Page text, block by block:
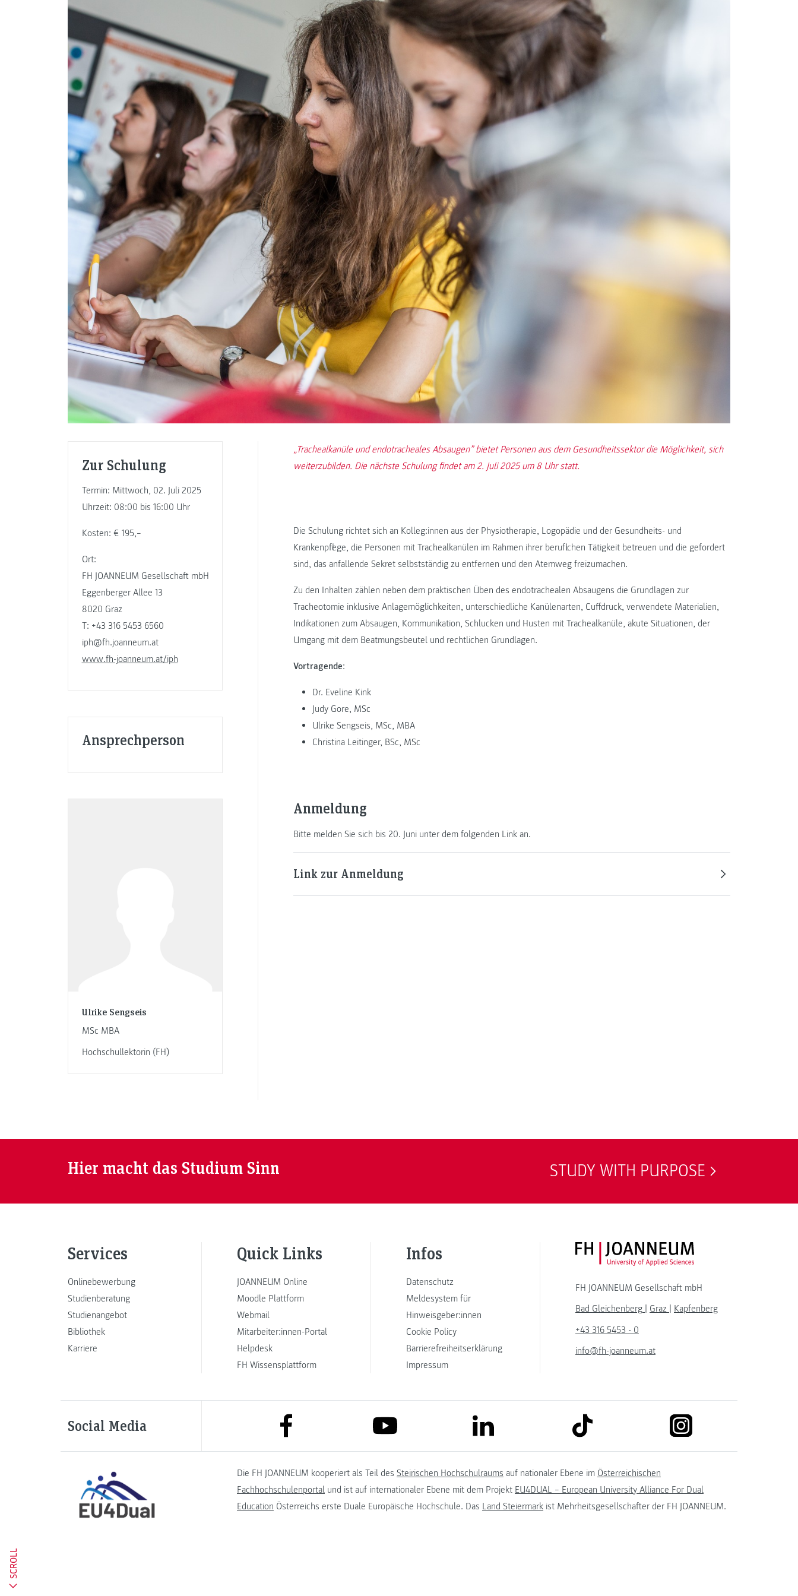
Zur Schulung
Termin: Mittwoch, 02. Juli 2025
Uhrzeit: 08:00 bis 16:00 Uhr
Kosten: € 195,–
Ort:
FH JOANNEUM Gesellschaft mbH
Eggenberger Allee 13
8020 Graz
T: +43 316 5453 6560
iph@fh.joanneum.at
www.fh-joanneum.at/iph
Ansprechperson
Ulrike Sengseis
MSc MBA
Hochschullektorin (FH)
„Trachealkanüle und endotracheales Absaugen” bietet Personen aus dem Gesundheitssektor die Möglichkeit, sich
weiterzubilden. Die nächste Schulung findet am 2. Juli 2025 um 8 Uhr statt.
Die Schulung richtet sich an Kolleg:innen aus der Physiotherapie, Logopädie und der Gesundheits- und
Krankenpflege, die Personen mit Trachealkanülen im Rahmen ihrer beruflichen Tätigkeit betreuen und die gefordert
sind, das anfallende Sekret selbstständig zu entfernen und den Atemweg freizumachen.
Zu den Inhalten zählen neben dem praktischen Üben des endotrachealen Absaugens die Grundlagen zur
Tracheotomie inklusive Anlagemöglichkeiten, unterschiedliche Kanülenarten, Cuffdruck, verwendete Materialien,
Indikationen zum Absaugen, Kommunikation, Schlucken und Husten mit Trachealkanüle, akute Situationen, der
Umgang mit dem Beatmungsbeutel und rechtlichen Grundlagen.
Vortragende:
Dr. Eveline Kink
Judy Gore, MSc
Ulrike Sengseis, MSc, MBA
Christina Leitinger, BSc, MSc
Anmeldung
Bitte melden Sie sich bis 20. Juni unter dem folgenden Link an.
Link zur Anmeldung
SCROLL
Hier macht das Studium Sinn STUDY WITH PURPOSE
Services
Onlinebewerbung
Studienberatung
Studienangebot
Bibliothek
Karriere
Quick Links
JOANNEUM Online
Moodle Plattform
Webmail
Mitarbeiter:innen-Portal
Helpdesk
FH Wissensplattform
Infos
Datenschutz
Meldesystem für
Hinweisgeber:innen
Cookie Policy
Barrierefreiheitserklärung
Impressum
FH JOANNEUM Logo
FH JOANNEUM Gesellschaft mbH
Bad Gleichenberg
Graz
Kapfenberg
+43 316 5453 - 0
info@fh-joanneum.at
Social Media link to facebook link to youtube link to linkedin link to tiktok
Die FH JOANNEUM kooperiert als Teil des Steirischen Hochschulraums auf nationaler Ebene im Österreichischen
Fachhochschulenportal und ist auf internationaler Ebene mit dem Projekt EU4DUAL – European University Alliance For Dual
Education Österreichs erste Duale Europäische Hochschule. Das Land Steiermark ist Mehrheitsgesellschafter der FH JOANNEUM.